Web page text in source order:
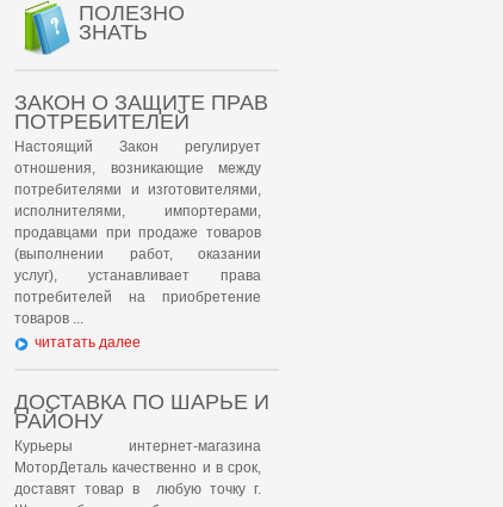
ПОЛЕЗНО
ЗНАТЬ
ЗАКОН О ЗАЩИТЕ ПРАВ
ПОТРЕБИТЕЛЕЙ
Настоящий Закон регулирует
отношения, возникающие между
потребителями и изготовителями,
исполнителями, импортерами,
продавцами при продаже товаров
(выполнении работ, оказании
услуг), устанавливает права
потребителей на приобретение
товаров ...
читатать далее
ДОСТАВКА ПО ШАРЬЕ И
РАЙОНУ
Курьеры интернет-магазина
МоторДеталь качественно и в срок,
доставят товар в любую точку г.